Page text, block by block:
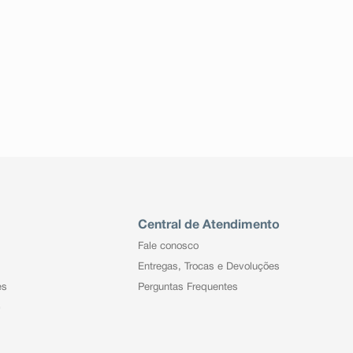
Central de Atendimento
Fale conosco
Entregas, Trocas e Devoluções
Perguntas Frequentes